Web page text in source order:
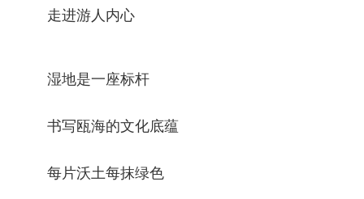
走进游人内心
湿地是一座标杆
书写瓯海的文化底蕴
每片沃土每抹绿色